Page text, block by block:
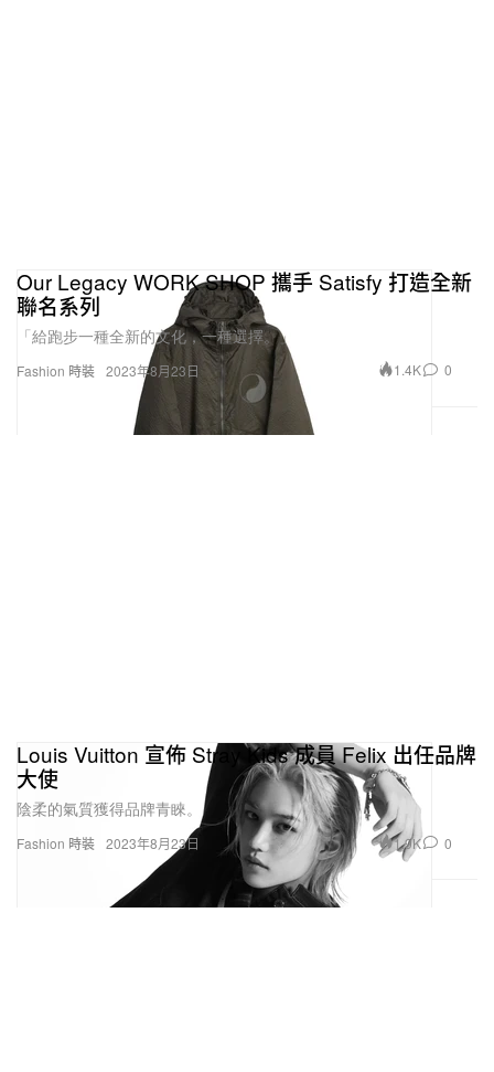
Fashion 時裝
Our Legacy WORK SHOP 攜手 Satisfy 打造全新
聯名系列
「給跑步一種全新的文化，一種選擇。」
2023年8月23日 1.4K 0
Fashion 時裝
Louis Vuitton 宣佈 Stray Kids 成員 Felix 出任品牌
大使
陰柔的氣質獲得品牌青睞。
2023年8月23日 1.9K 0